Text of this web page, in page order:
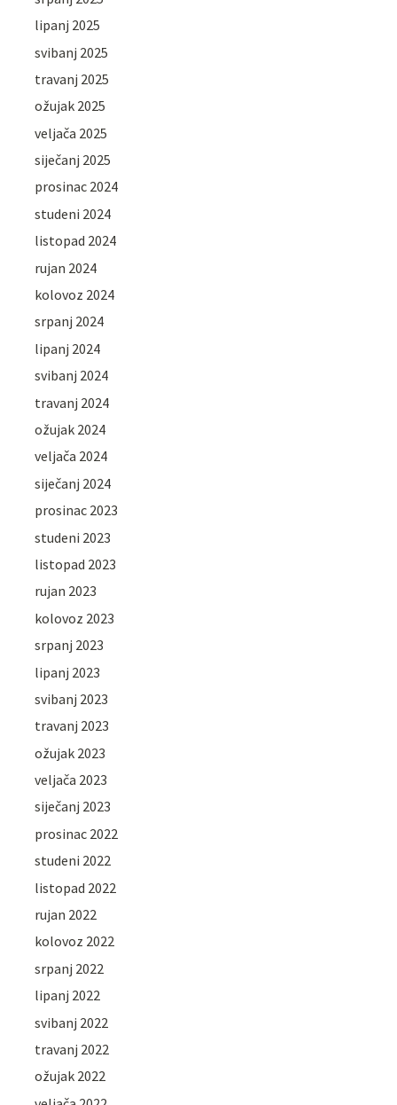
lipanj 2025
svibanj 2025
travanj 2025
ožujak 2025
veljača 2025
siječanj 2025
prosinac 2024
studeni 2024
listopad 2024
rujan 2024
kolovoz 2024
srpanj 2024
lipanj 2024
svibanj 2024
travanj 2024
ožujak 2024
veljača 2024
siječanj 2024
prosinac 2023
studeni 2023
listopad 2023
rujan 2023
kolovoz 2023
srpanj 2023
lipanj 2023
svibanj 2023
travanj 2023
ožujak 2023
veljača 2023
siječanj 2023
prosinac 2022
studeni 2022
listopad 2022
rujan 2022
kolovoz 2022
srpanj 2022
lipanj 2022
svibanj 2022
travanj 2022
ožujak 2022